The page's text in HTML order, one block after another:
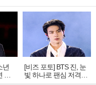
년
라
[비즈 포토] BTS 진, 눈
빛 하나로 팬심 저격…
독보적 카리스마